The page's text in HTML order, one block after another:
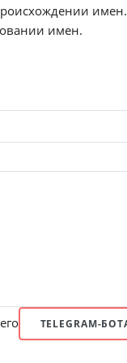
имен.
имен.
TELEGRAM-